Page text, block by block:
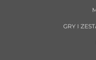
GRY I